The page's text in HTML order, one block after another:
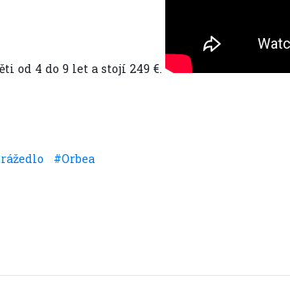
od 4 do 9 let a stojí 249 €.
#Orbea